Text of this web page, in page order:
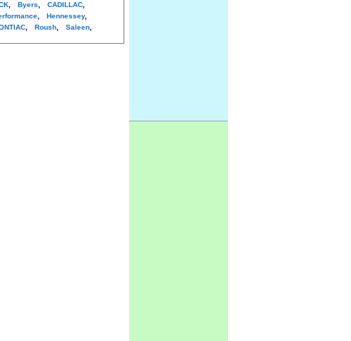
Byers CADILLAC
Hennessey,
Roush Saleen